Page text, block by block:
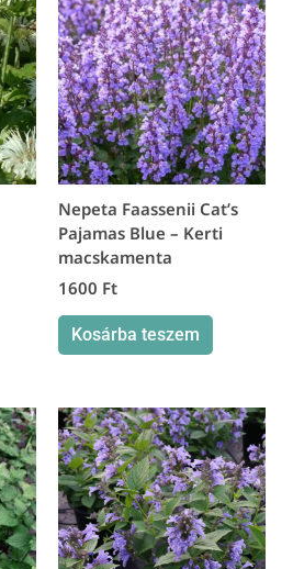
Nepeta Faassenii Cat’s
Pajamas Blue – Kerti
macskamenta
1600 Ft
Kosárba teszem